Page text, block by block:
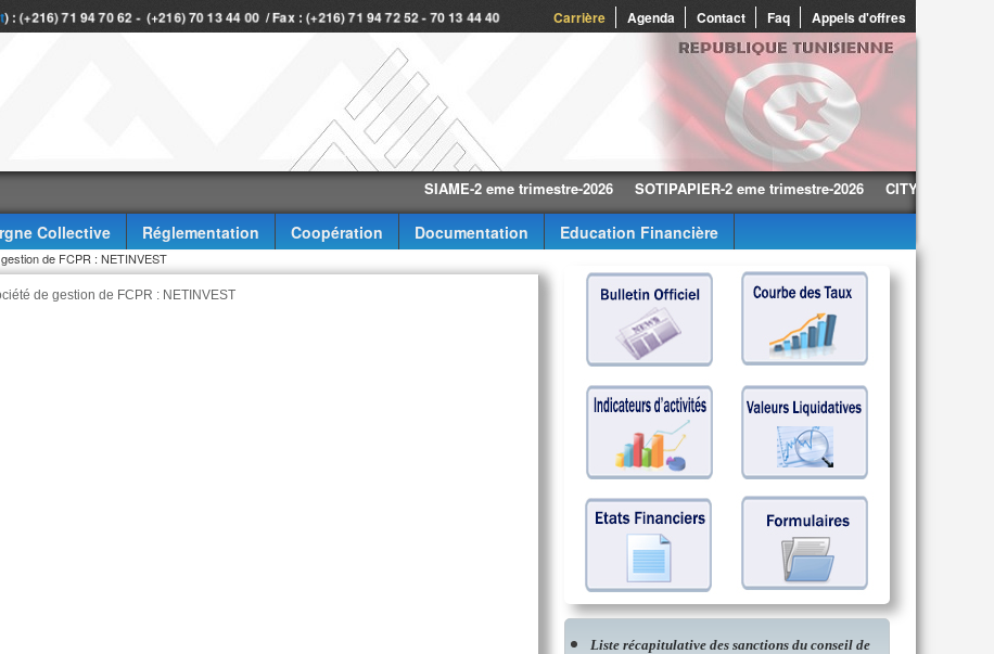
Carrière Agenda Contact Faq Appels d'offres
) : (+216) 71 94 70 62 - (+216) 70 13 44 00 / Fax : (+216) 71 94 72 52 - 70 13 44 40
SIAME-2 eme trimestre-2026 SOTIPAPIER-2 eme trimestre-2026 CITY CARS-2 eme
Collective Réglementation Coopération Documentation
Education Financière
de FCPR : NETINVEST
de gestion de FCPR : NETINVEST
Liste récapitulative des sanctions du conseil de